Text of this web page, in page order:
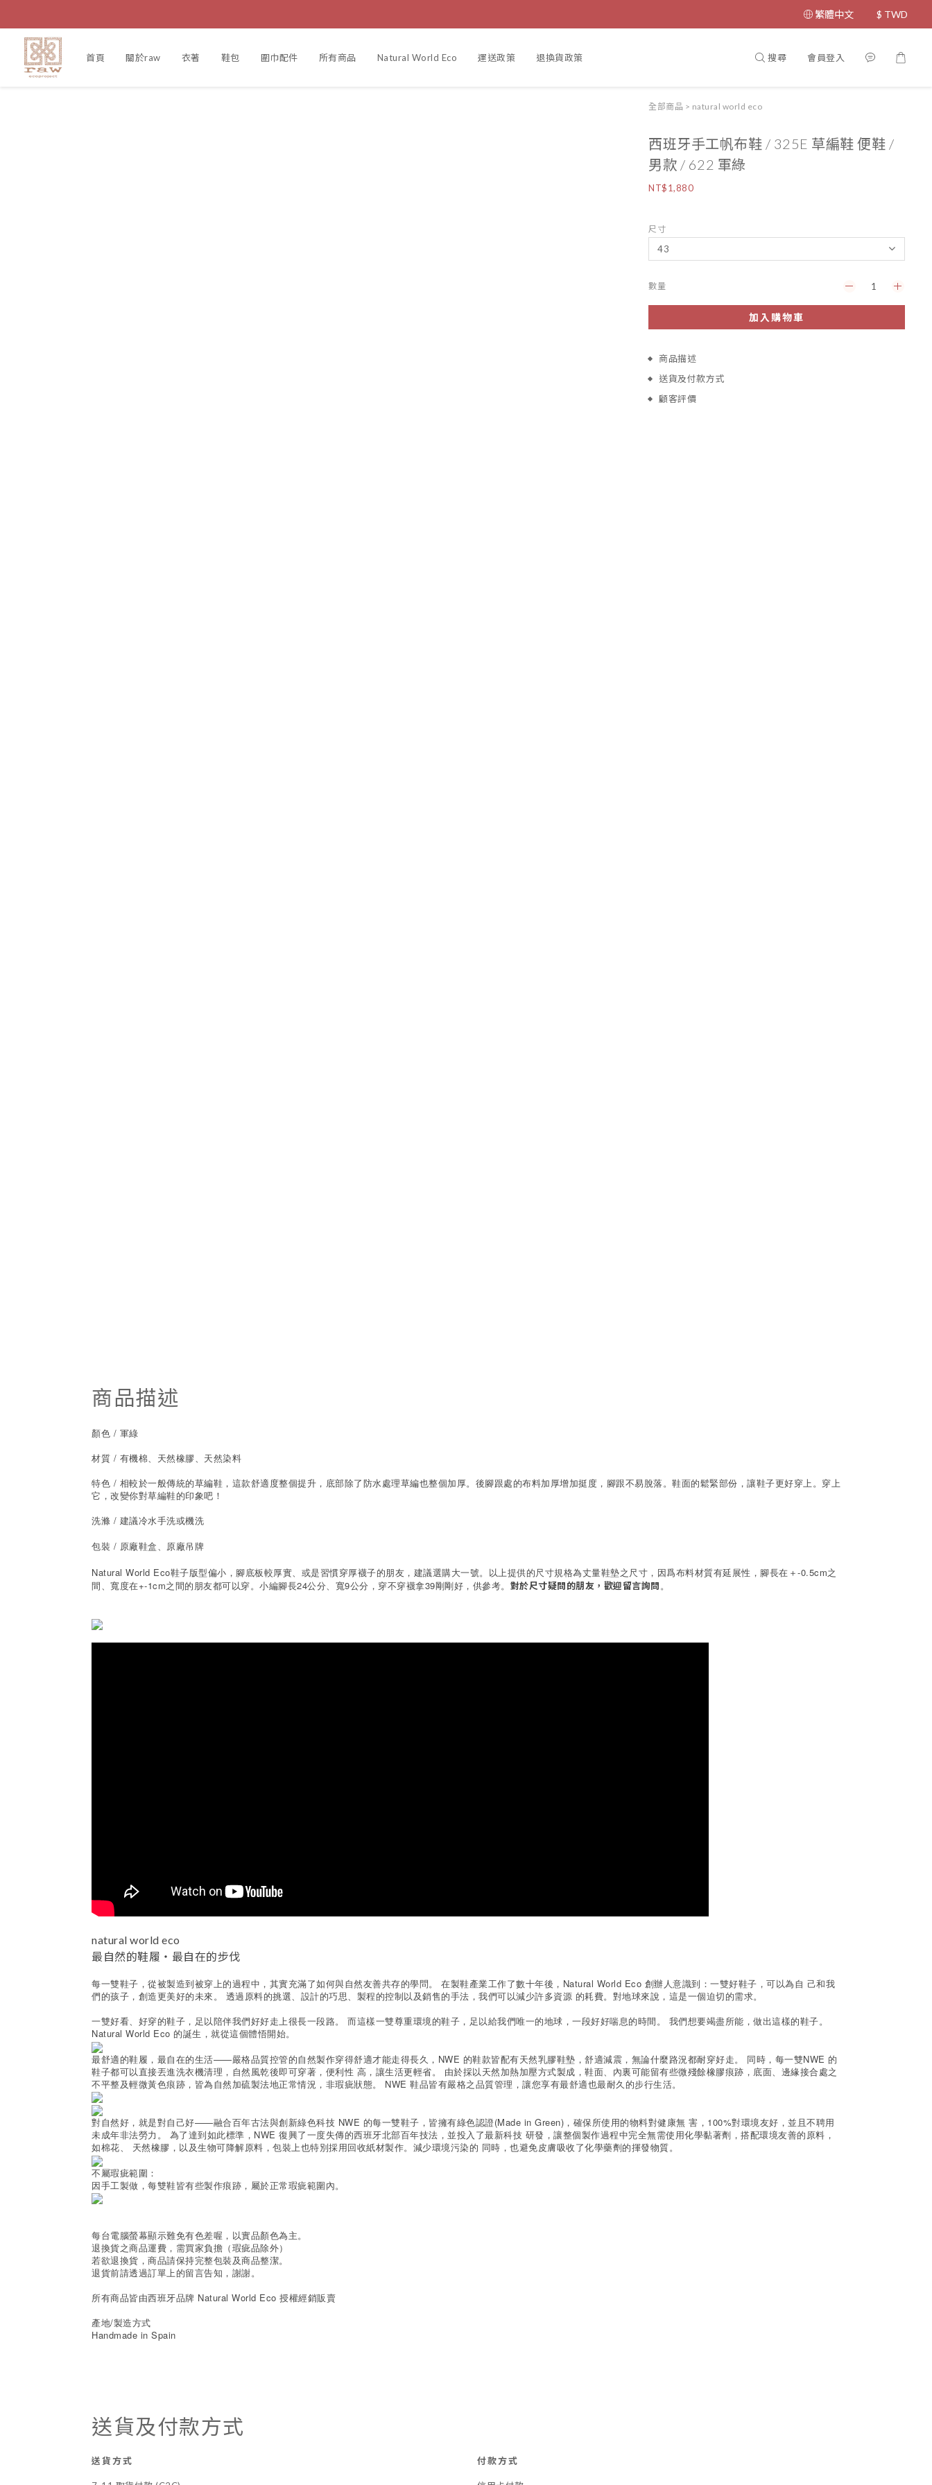
繁體中文 $ TWD
首頁 關於raw 衣著 鞋包 圍巾配件 所有商品 Natural World Eco 運送政策 退換貨政策 搜尋 會員登入
全部商品 > natural world eco
西班牙手工帆布鞋 / 325E 草編鞋 便鞋 /
男款 / 622 軍綠
NT$1,880
尺寸
數量
加入購物車
商品描述
送貨及付款方式
顧客評價
商品描述
顏色 / 軍綠
材質 / 有機棉、天然橡膠、天然染料
特色 / 相較於一般傳統的草編鞋，這款舒適度整個提升，底部除了防水處理草編也整個加厚。後腳跟處的布料加厚增加挺度，腳跟不易脫落。鞋面的鬆緊部份，讓鞋子更好穿上。穿上
它，改變你對草編鞋的印象吧！
洗滌 / 建議冷水手洗或機洗
包裝 / 原廠鞋盒、原廠吊牌
Natural World Eco鞋子版型偏小，腳底板較厚實、或是習慣穿厚襪子的朋友，建議選購大一號。以上提供的尺寸規格為丈量鞋墊之尺寸，因爲布料材質有延展性，腳長在＋-0.5cm之
間、寬度在+-1cm之間的朋友都可以穿。小編腳長24公分、寬9公分，穿不穿襪拿39剛剛好，供參考。
對於尺寸疑問的朋友，歡迎留言詢問 。
natural world eco
最自然的鞋履・最自在的步伐
每一雙鞋子，從被製造到被穿上的過程中，其實充滿了如何與自然友善共存的學問。 在製鞋產業工作了數十年後，Natural World Eco 創辦人意識到：一雙好鞋子，可以為自 己和我
們的孩子，創造更美好的未來。 透過原料的挑選、設計的巧思、製程的控制以及銷售的手法，我們可以減少許多資源 的耗費。對地球來說，這是一個迫切的需求。
一雙好看、好穿的鞋子，足以陪伴我們好好走上很長一段路。 而這樣一雙尊重環境的鞋子，足以給我們唯一的地球，一段好好喘息的時間。 我們想要竭盡所能，做出這樣的鞋子。
Natural World Eco 的誕生，就從這個體悟開始。
最舒適的鞋履，最自在的生活——嚴格品質控管的自然製作穿得舒適才能走得長久，NWE 的鞋款皆配有天然乳膠鞋墊，舒適減震，無論什麼路況都耐穿好走。 同時，每一雙NWE 的
鞋子都可以直接丟進洗衣機清理，自然風乾後即可穿著，便利性 高，讓生活更輕省。 由於採以天然加熱加壓方式製成，鞋面、內裏可能留有些微殘餘橡膠痕跡，底面、邊緣接合處之
不平整及輕微黃色痕跡，皆為自然加硫製法地正常情況，非瑕疵狀態。 NWE 鞋品皆有嚴格之品質管理，讓您享有最舒適也最耐久的步行生活。
對自然好，就是對自己好——融合百年古法與創新綠色科技 NWE 的每一雙鞋子，皆擁有綠色認證(Made in Green)，確保所使用的物料對健康無 害，100%對環境友好，並且不聘用
未成年非法勞力。 為了達到如此標準，NWE 復興了一度失傳的西班牙北部百年技法，並投入了最新科技 研發，讓整個製作過程中完全無需使用化學黏著劑，搭配環境友善的原料，
如棉花、 天然橡膠，以及生物可降解原料，包裝上也特別採用回收紙材製作。減少環境污染的 同時，也避免皮膚吸收了化學藥劑的揮發物質。
不屬瑕疵範圍：
因手工製做，每雙鞋皆有些製作痕跡，屬於正常瑕疵範圍內。
每台電腦螢幕顯示難免有色差喔，以實品顏色為主。
退換貨之商品運費，需買家負擔（瑕疵品除外）
若欲退換貨，商品請保持完整包裝及商品整潔。
退貨前請透過訂單上的留言告知，謝謝。
所有商品皆由西班牙品牌 Natural World Eco 授權經銷販賣
產地/製造方式
Handmade in Spain
送貨及付款方式
送貨方式 付款方式